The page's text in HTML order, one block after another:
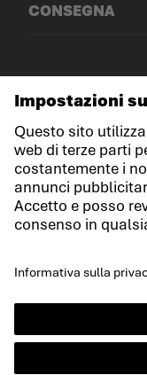
CONSEGNA
© LOWA
Note legali
Protezione dei dati
Cookies
Condizioni di gara
Dichiarazione